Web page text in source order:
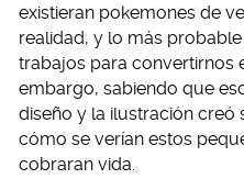
existieran pokemones de
realidad, y lo más
trabajos para convertirnos
embargo, sabiendo que
diseño y la ilustración creó
cómo se verían estos
cobraran vida.